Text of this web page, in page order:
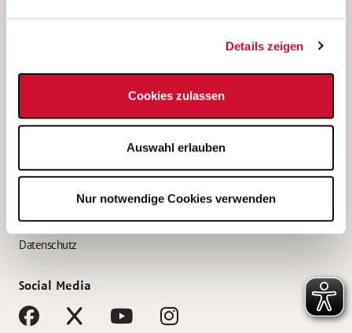
Details zeigen
Cookies zulassen
Auswahl erlauben
Nur notwendige Cookies verwenden
Bewerbung als Altenpflegehelfer*in
Bewerbung als Erzieher*in
AWO Gliederungen nach Bundesland
Impressum
Datenschutz
Social Media